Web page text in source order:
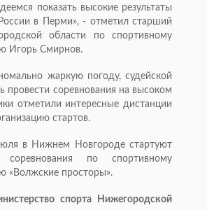
показать высокие результаты
в Перми», - отметил старший
области по спортивному
Игорь Смирнов.
жаркую погоду, судейской
провести соревнования на высоком
отметили интересные дистанции
стартов.
в Нижнем Новгороде стартуют
соревнования по спортивному
«Волжские просторы».
спорта Нижегородской